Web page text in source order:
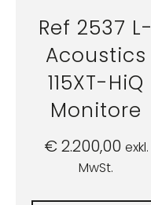
Ref 2537 L-
Acoustics
115XT-HiQ
Monitore
€2.200,00 exkl.
MwSt.